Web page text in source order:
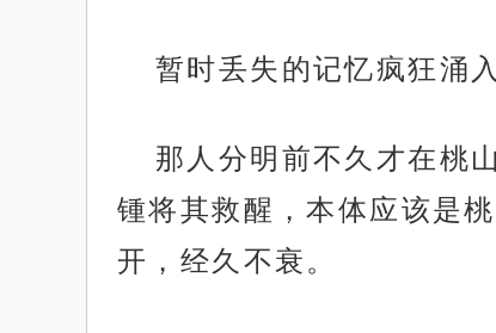
暂时丢失的记忆疯狂涌
那人分明前不久才在桃
锺将其救醒，本体应该是
开，经久不衰。